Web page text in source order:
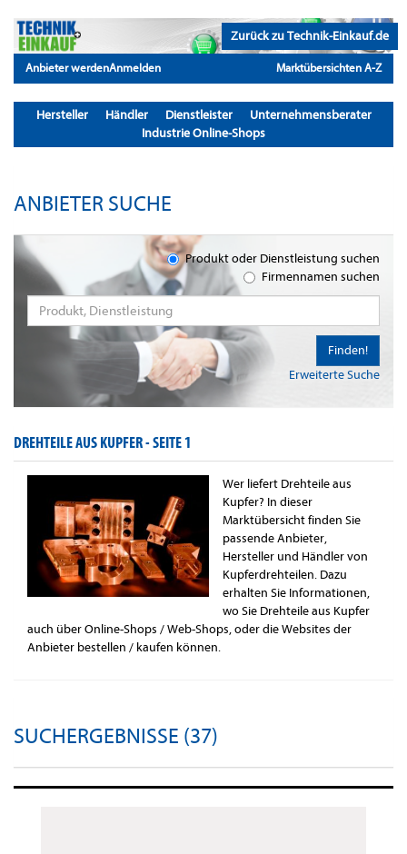
Zurück zu Technik-Einkauf.de
Anbieter werdenAnmelden Marktübersichten A-Z
Hersteller Händler Dienstleister
Unternehmensberater
Industrie Online-Shops
ANBIETER SUCHE
Produkt oder Dienstleistung suchen
Firmennamen suchen
Erweiterte Suche
Finden!
DREHTEILE AUS KUPFER -SEITE 1
Wer liefert Drehteile aus
Kupfer? In dieser
Marktübersicht finden Sie
passende Anbieter,
Hersteller und Händler von
Kupferdrehteilen. Dazu
erhalten Sie Informationen,
wo Sie Drehteile aus Kupfer
auch über Online-Shops / Web-Shops, oder die Websites der
Anbieter bestellen / kaufen können.
SUCHERGEBNISSE (37)